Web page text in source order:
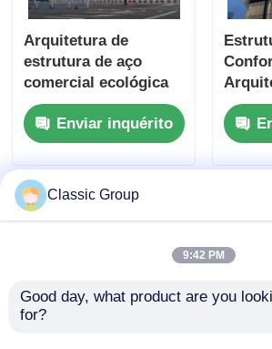
Arquitetura de
estrutura de aço
comercial ecológica
para shopping pré-
fabricadoEnviar inquérito
para
Classic Group
9:42 PM
Good day, what product are you
for?